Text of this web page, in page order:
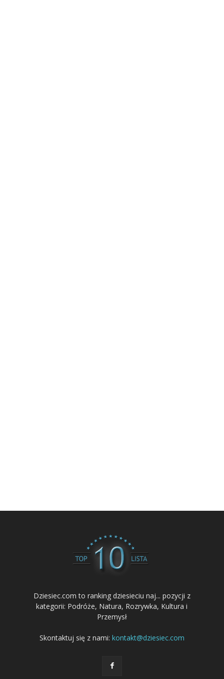
Dziesiec.com to ranking dziesieciu naj... pozycji z
kategorii: Podróże, Natura, Rozrywka, Kultura i
Przemysł
Skontaktuj się z nami: kontakt@dziesiec.com